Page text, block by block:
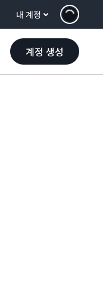
내 계정
계정 생성